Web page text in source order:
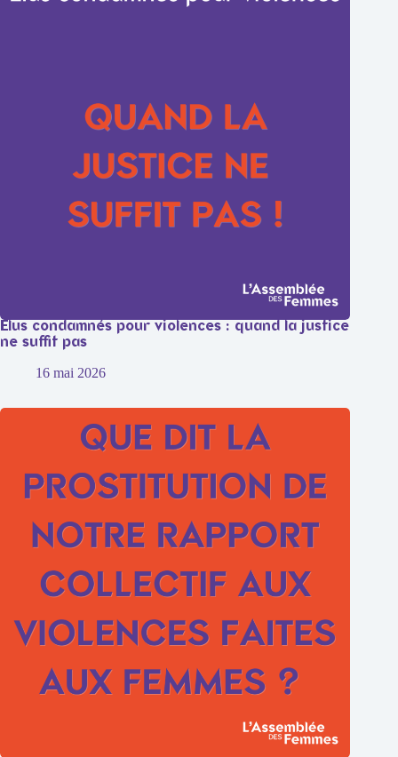
Élus condamnés pour violences : quand la justice
ne suffit pas
16 mai 2026